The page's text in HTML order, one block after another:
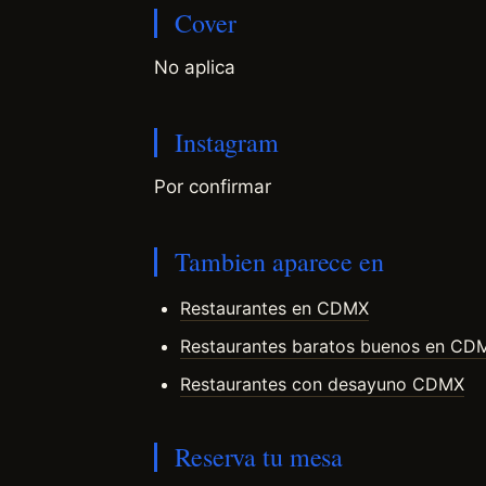
Cover
No aplica
Instagram
Por confirmar
Tambien aparece en
Restaurantes en CDMX
Restaurantes baratos buenos en
Restaurantes con desayuno CDMX
Reserva tu mesa